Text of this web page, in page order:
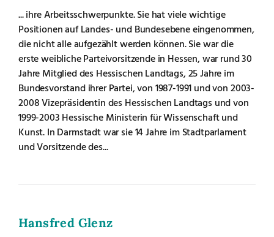
... ihre Arbeitsschwerpunkte. Sie hat viele wichtige
Positionen auf Landes- und Bundesebene eingenommen,
die nicht alle aufgezählt werden können. Sie war die
erste weibliche Parteivorsitzende in Hessen, war rund 30
Jahre Mitglied des Hessischen Landtags, 25 Jahre im
Bundesvorstand ihrer Partei, von 1987-1991 und von 2003-
2008 Vizepräsidentin des Hessischen Landtags und von
1999-2003 Hessische Ministerin für Wissenschaft und
Kunst. In Darmstadt war sie 14 Jahre im Stadtparlament
und Vorsitzende des...
Hansfred Glenz